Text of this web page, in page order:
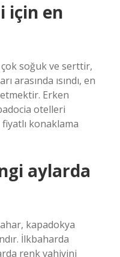
için en
çok soğuk ve serttir,
arasında ısındı, en
Erken
otelleri
konaklama
aylarda
kapadokya
İlkbaharda
renk vahiyini